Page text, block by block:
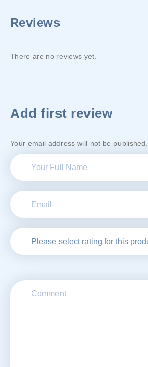
Reviews
There are no reviews yet.
Add first review
Your email address will not be published.